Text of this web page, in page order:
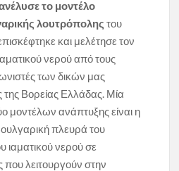
το μοντέλο
λουτρόπολης του
και μελέτησε τον
νερού από τους
των δικών μας
Βορείας Ελλάδας. Μία
μοντέλων ανάπτυξης είναι η
πλευρά του
ιαματικού νερού σε
που λειτουργούν στην